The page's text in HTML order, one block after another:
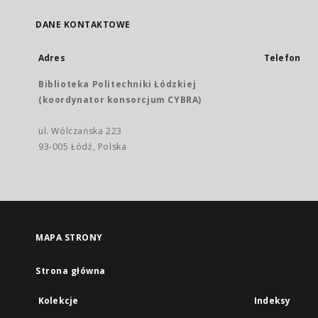
DANE KONTAKTOWE
Adres
Biblioteka Politechniki Łódzkiej
(koordynator konsorcjum CYBRA)
ul. Wólczańska 223
93-005 Łódź, Polska
Telefon
MAPA STRONY
Strona główna
Kolekcje Indeksy